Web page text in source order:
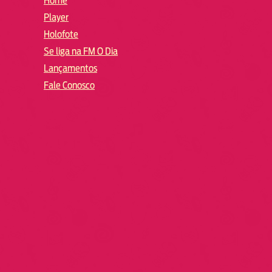
Player
Holofote
Se liga na FM O Dia
Lançamentos
Fale Conosco